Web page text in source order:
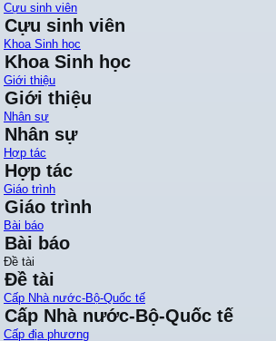
Cựu sinh viên
Cựu sinh viên
Khoa Sinh học
Khoa Sinh học
Giới thiệu
Giới thiệu
Nhân sự
Nhân sự
Hợp tác
Hợp tác
Giáo trình
Giáo trình
Bài báo
Bài báo
Đề tài
Đề tài
Cấp Nhà nước-Bộ-Quốc tế
Cấp Nhà nước-Bộ-Quốc tế
Cấp địa phương